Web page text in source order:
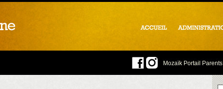
Mozaïk Portail Parents